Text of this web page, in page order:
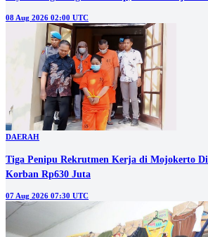
08 Aug 2026 02:00 UTC
DAERAH
Tiga Penipu Rekrutmen Kerja di Mojokerto
Korban Rp630 Juta
07 Aug 2026 07:30 UTC